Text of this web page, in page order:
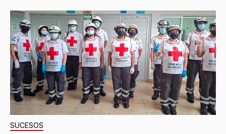
SUCESOS